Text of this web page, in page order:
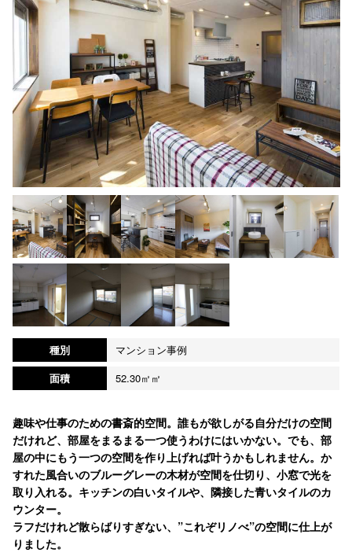
種別
マンション事例
面積
52.30㎡㎡
趣味や仕事のための書斎的空間。誰もが欲しがる自分だけの空間
だけれど、部屋をまるまる一つ使うわけにはいかない。でも、部
屋の中にもう一つの空間を作り上げれば叶うかもしれません。か
すれた風合いのブルーグレーの木材が空間を仕切り、小窓で光を
取り入れる。キッチンの白いタイルや、隣接した青いタイルのカ
ウンター。
ラフだけれど散らばりすぎない、”これぞリノべ”の空間に仕上が
りました。